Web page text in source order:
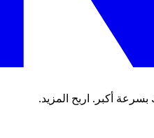
أكبر. اربح المزيد.